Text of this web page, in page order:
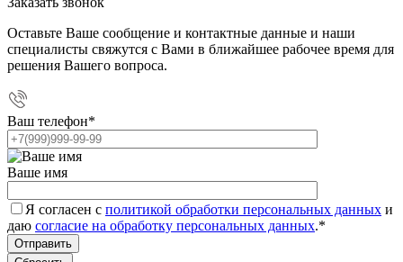
Оставьте Ваше сообщение и контактные данные и наши
специалисты свяжутся с Вами в ближайшее рабочее время для
решения Вашего вопроса.
Ваш телефон*
Ваше имя
Я согласен с политикой обработки персональных данных и
даю согласие на обработку персональных данных.*